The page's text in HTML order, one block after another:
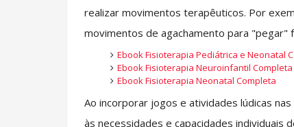
realizar movimentos terapêuticos. Por
movimentos de agachamento para "pegar"
Ebook Fisioterapia Pediátrica e Neonatal
Ebook Fisioterapia Neuroinfantil Completa
Ebook Fisioterapia Neonatal Completa
Ao incorporar jogos e atividades lúdicas
às necessidades e capacidades individuais